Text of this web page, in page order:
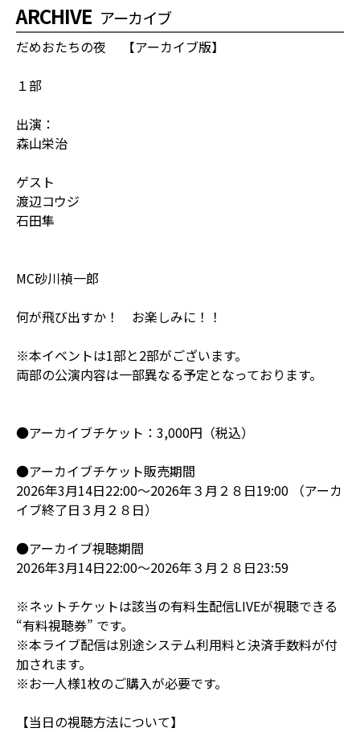
ARCHIVE アーカイブ
だめおたちの夜 【アーカイブ版】
１部
出演：
森山栄治
ゲスト
渡辺コウジ
石田隼
MC砂川禎一郎
何が飛び出すか！ お楽しみに！！
※本イベントは1部と2部がございます。
両部の公演内容は一部異なる予定となっております。
●アーカイブチケット：3,000円（税込）
●アーカイブチケット販売期間
2026年3月14日22:00～2026年３月２８日19:00 （アーカ
イブ終了日３月２８日）
●アーカイブ視聴期間
2026年3月14日22:00～2026年３月２８日23:59
※ネットチケットは該当の有料生配信LIVEが視聴できる
“有料視聴券” です。
※本ライブ配信は別途システム利用料と決済手数料が付
加されます。
※お一人様1枚のご購入が必要です。
【当日の視聴方法について】